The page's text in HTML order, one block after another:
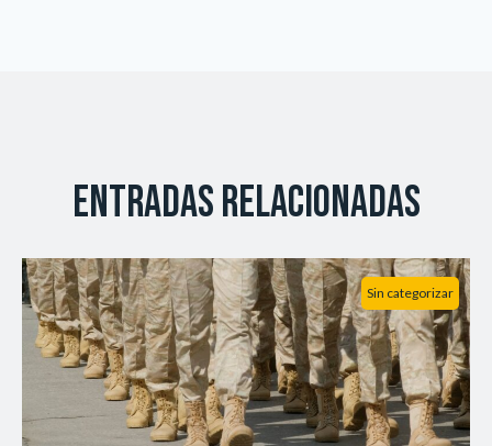
Entradas relacionadas
Sin categorizar